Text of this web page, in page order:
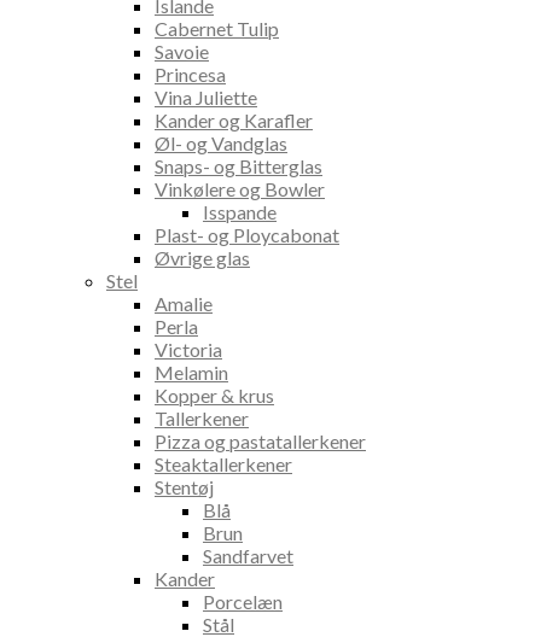
Islande
Cabernet Tulip
Savoie
Princesa
Vina Juliette
Kander og Karafler
Øl- og Vandglas
Snaps- og Bitterglas
Vinkølere og Bowler
Isspande
Plast- og Ploycabonat
Øvrige glas
Stel
Amalie
Perla
Victoria
Melamin
Kopper & krus
Tallerkener
Pizza og pastatallerkener
Steaktallerkener
Stentøj
Blå
Brun
Sandfarvet
Kander
Porcelæn
Stål